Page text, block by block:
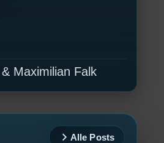
Maximilian Falk
Alle Posts